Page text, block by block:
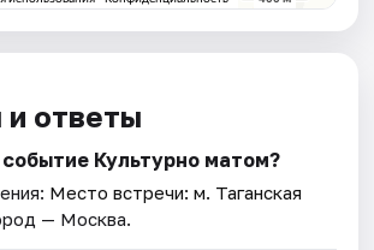
ответы
Культурно матом?
Место встречи: м. Таганская
— Москва.